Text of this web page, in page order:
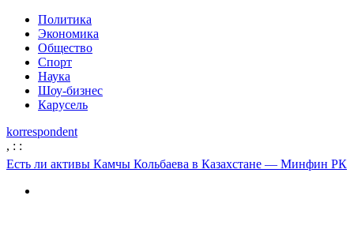
Политика
Экономика
Общество
Спорт
Наука
Шоу-бизнес
Карусель
korrespondent
, : :
Есть ли активы Камчы Кольбаева в Казахстане — Минфин РК